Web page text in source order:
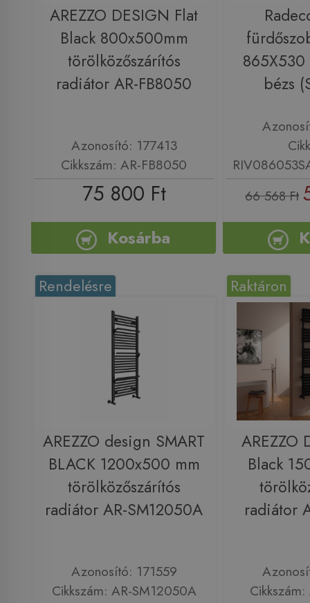
AREZZO DESIGN Flat
Black 800x500mm
törölközőszárítós
radiátor AR-FB8050
Azonosító: 177413
Cikkszám: AR-FB8050
75 800 Ft
Kosárba
bézs
66 568 Ft
Rendelésre
AREZZO design SMART
BLACK 1200x500 mm
törölközőszárítós
radiátor AR-SM12050A
Azonosító: 171559
Cikkszám: AR-SM12050A
Raktáron
AREZZO
Black
radiátor